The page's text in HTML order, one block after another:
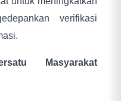
verifikasi
Masyarakat